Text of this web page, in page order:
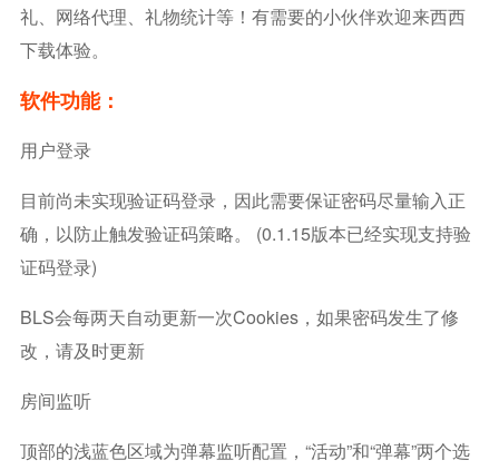
礼、网络代理、礼物统计等！有需要的小伙伴欢迎来西西
下载体验。
软件功能：
用户登录
目前尚未实现验证码登录，因此需要保证密码尽量输入正
确，以防止触发验证码策略。 (0.1.15版本已经实现支持验
证码登录)
BLS会每两天自动更新一次cookies，如果密码发生了修
改，请及时更新
房间监听
顶部的浅蓝色区域为弹幕监听配置，“活动”和“弹幕”两个选